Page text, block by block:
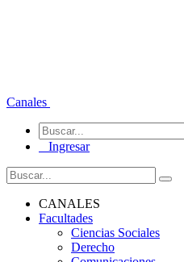
Canales
Ingresar
CANALES
Facultades
Ciencias Sociales
Derecho